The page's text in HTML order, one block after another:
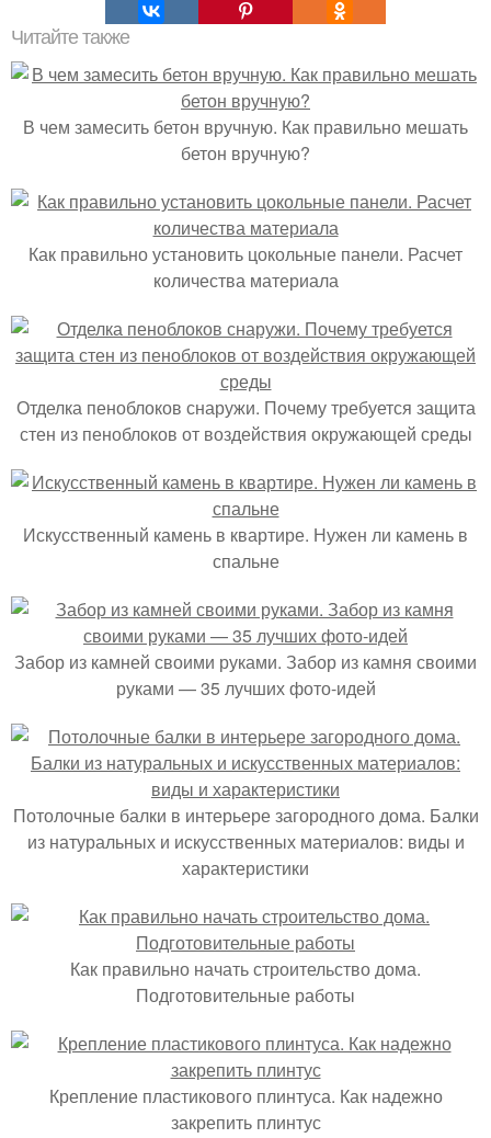
Читайте также
В чем замесить бетон вручную. Как правильно мешать
бетон вручную?
Как правильно установить цокольные панели. Расчет
количества материала
Отделка пеноблоков снаружи. Почему требуется защита
стен из пеноблоков от воздействия окружающей среды
Искусственный камень в квартире. Нужен ли камень в
спальне
Забор из камней своими руками. Забор из камня своими
руками — 35 лучших фото-идей
Потолочные балки в интерьере загородного дома. Балки
из натуральных и искусственных материалов: виды и
характеристики
Как правильно начать строительство дома.
Подготовительные работы
Крепление пластикового плинтуса. Как надежно
закрепить плинтус